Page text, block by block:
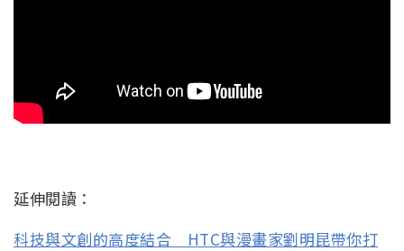
延伸閱讀：
科技與文創的高度結合 HTC與漫畫家劉明昆帶你打